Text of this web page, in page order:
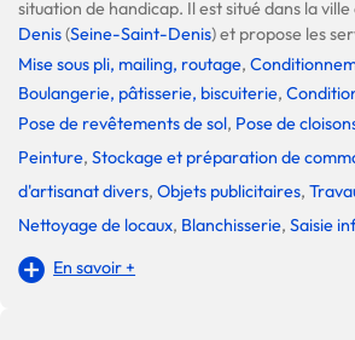
situation de handicap. Il est situé dans la ville
Denis(Seine-Saint-Denis) et propose les
Mise sous pli, mailing, routage,
Boulangerie, pâtisserie, biscuiterie,
Pose de revêtements de sol, Pose de
Peinture, Stockage et préparation de
d'artisanat divers, Objets publicitaires,
Nettoyage de locaux, Blanchisserie, Saisie
En savoir +